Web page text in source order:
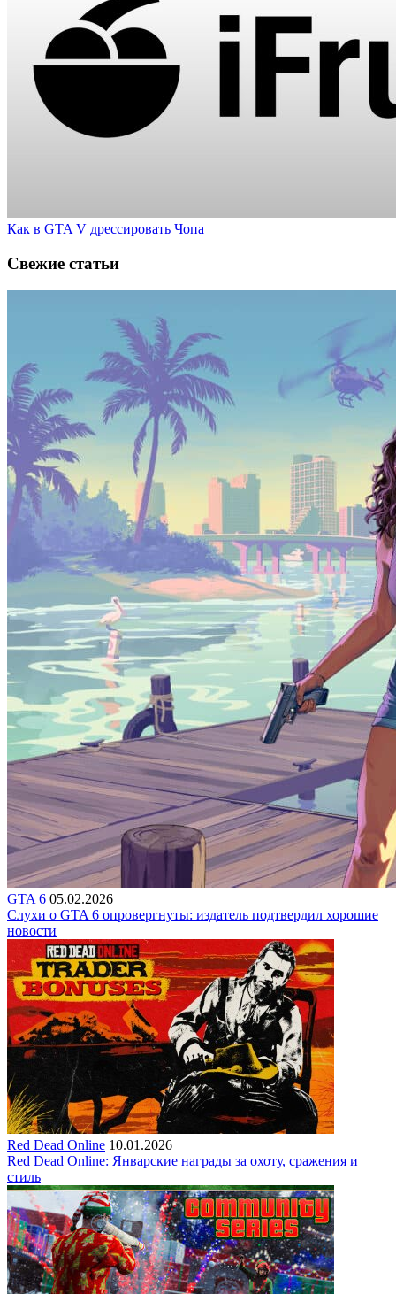
Как в GTA V дрессировать Чопа
Свежие статьи
GTA 6 05.02.2026
Слухи о GTA 6 опровергнуты: издатель подтвердил хорошие
новости
Red Dead Online 10.01.2026
Red Dead Online: Январские награды за охоту, сражения и
стиль